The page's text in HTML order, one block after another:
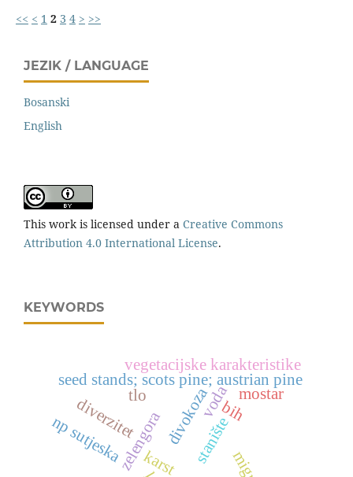
<< < 1 2 3 4 > >>
JEZIK / LANGUAGE
Bosanski
English
This work is licensed under a Creative Commons
Attribution 4.0 International License.
KEYWORDS
stanište
divokoza
zelengora
np sutjeska
seed stands; scots pine; austrian pine
karst
tlo voda mostar
vegetacijske karakteristike
diverzitet bih